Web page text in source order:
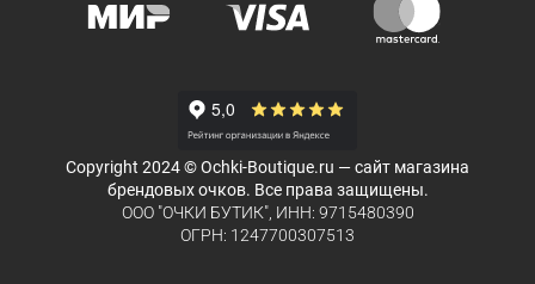
Copyright 2024 © Ochki-Boutique.ru — сайт магазина
брендовых очков. Все права защищены.
ООО "ОЧКИ БУТИК", ИНН: 9715480390
ОГРН: 1247700307513